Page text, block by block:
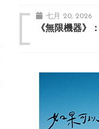
七月 20, 2026
《無限機器》